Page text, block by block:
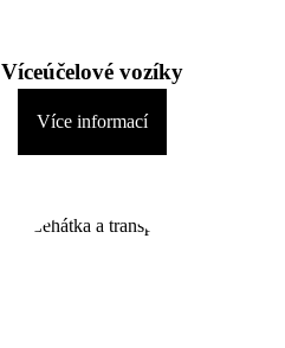
Víceúčelové vozíky
Více informací